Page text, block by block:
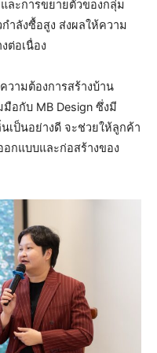
ละการขยายตัวของกลุ่ม
ำลังซื้อสูง ส่งผลให้ความ
ต่อเนื่อง
วามต้องการสร้างบ้าน
อกับ MB Design ซึ่งมี
เป็นอย่างดี จะช่วยให้ลูกค้า
กแบบและก่อสร้างของ